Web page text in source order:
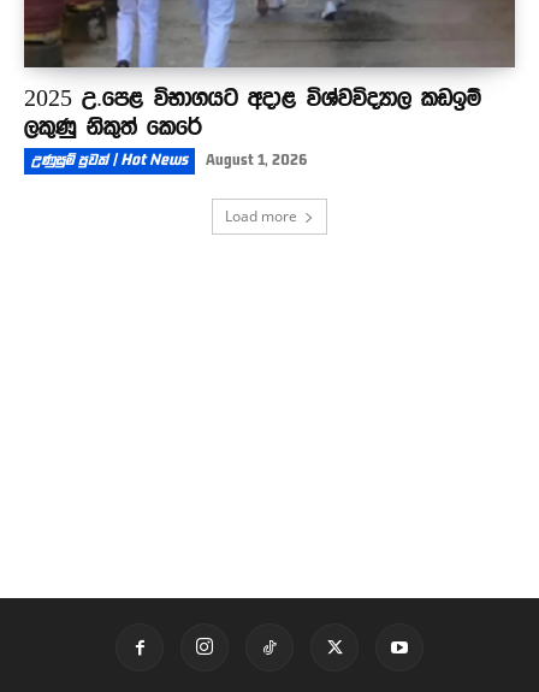
2025 උ.පෙළ විභාගයට අදාළ විශ්වවිද්‍යාල කඩඉම්
ලකුණු නිකුත් කෙරේ
උණුසුම් පුවත් | Hot News August 1, 2026
Load more